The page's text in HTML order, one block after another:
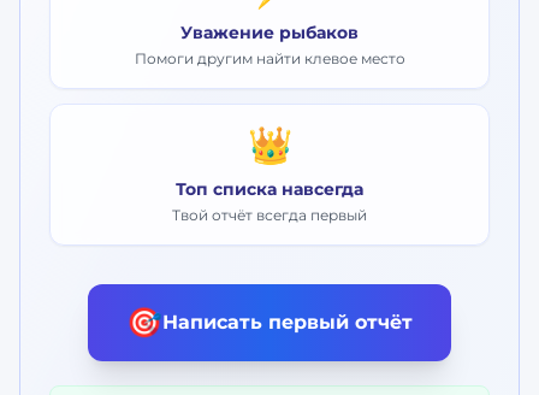
Уважение рыбаков
Помоги другим найти клевое место
👑
Топ списка навсегда
Твой отчёт всегда первый
🎯Написать первый отчёт